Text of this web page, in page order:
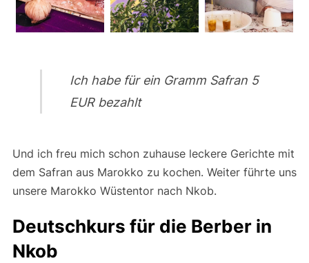
Ich habe für ein Gramm Safran 5
EUR bezahlt
Und ich freu mich schon zuhause leckere Gerichte mit
dem Safran aus Marokko zu kochen. Weiter führte uns
unsere Marokko Wüstentor nach Nkob.
Deutschkurs für die Berber in
Nkob